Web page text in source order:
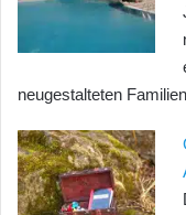
neugestalteten